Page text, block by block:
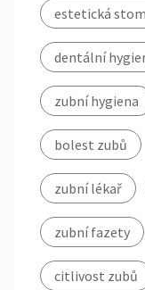
estetická
dentální
zubní hygiena
bolest zubů
zubní lékař
zubní fazety
citlivost zubů